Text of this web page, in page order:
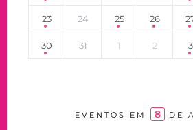
23 24 25 26
30 31 1 2 3
EVENTOS EM 8 DE